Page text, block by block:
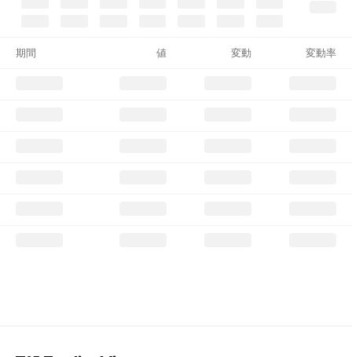
期間 値 変動 変動率